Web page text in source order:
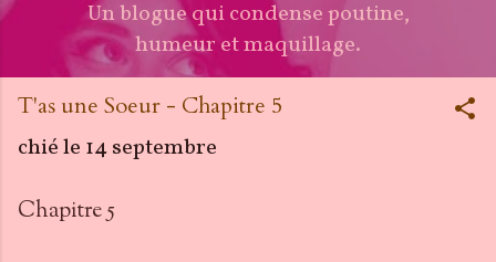
Un blogue qui condense poutine,
humeur et maquillage.
T'as une Soeur - Chapitre 5
chié le 14 septembre
Chapitre 5